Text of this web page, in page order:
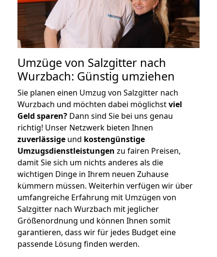
Umzüge von Salzgitter nach
Wurzbach: Günstig umziehen
Sie planen einen Umzug von Salzgitter nach
Wurzbach und möchten dabei möglichstviel
Geld sparen? Dann sind Sie bei uns genau
richtig! Unser Netzwerk bieten Ihnen
zuverlässige und kostengünstige
Umzugsdienstleistungen zu fairen Preisen,
damit Sie sich um nichts anderes als die
wichtigen Dinge in Ihrem neuen Zuhause
kümmern müssen. Weiterhin verfügen wir über
umfangreiche Erfahrung mit Umzügen von
Salzgitter nach Wurzbach mit jeglicher
Größenordnung und können Ihnen somit
garantieren, dass wir für jedes Budget eine
passende Lösung finden werden.